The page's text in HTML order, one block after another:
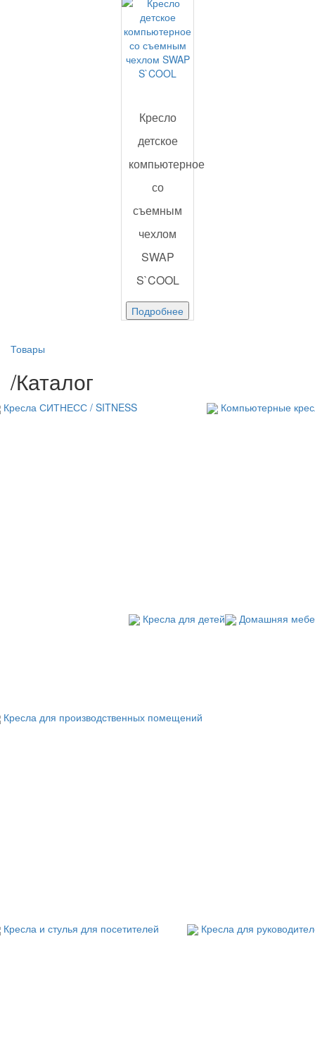
Кресло
детское
компьютерное
со
съемным
чехлом
SWAP
S`COOL
Подробнее
Товары
/Каталог
Компьютерные
Кресла СИТНЕСС / SITNESS
Домашняя
Кресла для детей
Кресла для производственных помещений
Кресла для
Кресла и стулья для посетителей